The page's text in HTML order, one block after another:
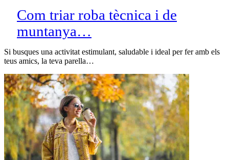
Com triar roba tècnica i de
muntanya…
Si busques una activitat estimulant, saludable i ideal per fer amb els
teus amics, la teva parella…